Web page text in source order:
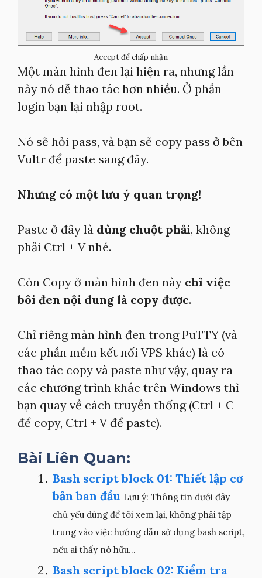
Accept để chấp nhận
Một màn hình đen lại hiện ra, nhưng lần
này nó dễ thao tác hơn nhiều. Ở phần
login bạn lại nhập root.
Nó sẽ hỏi pass, và bạn sẽ copy pass ở bên
Vultr để paste sang đây.
Nhưng có một lưu ý quan trọng!
Paste ở đây là dùng chuột phải, không
phải Ctrl + V nhé.
Còn Copy ở màn hình đen này chỉ việc
bôi đen nội dung là copy được.
Chỉ riêng màn hình đen trong PuTTY (và
các phần mềm kết nối VPS khác) là có
thao tác copy và paste như vậy, quay ra
các chương trình khác trên Windows thì
bạn quay về cách truyền thống (Ctrl + C
để copy, Ctrl + V để paste).
Bài Liên Quan:
Bash script block 01: Thiết lập cơ
bản ban đầu Lưu ý: Thông tin dưới đây
chủ yếu dùng để tôi xem lại, không phải tập
trung vào việc hướng dẫn sử dụng bash script,
nếu ai thấy nó hữu...
Bash script block 02: Kiểm tra